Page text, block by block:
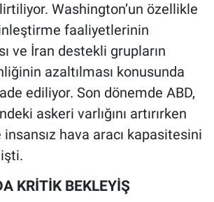
Washington’un özellikle
faaliyetlerinin
ve İran destekli grupların
azaltılması konusunda
ediliyor. Son dönemde ABD,
askeri varlığını artırırken
hava aracı kapasitesini
KRİTİK BEKLEYİŞ